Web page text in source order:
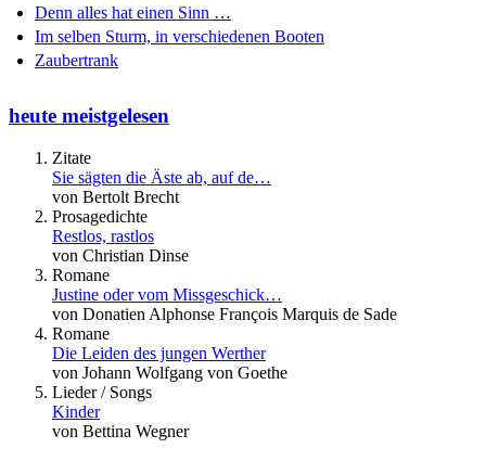
Denn alles hat einen Sinn …
Im selben Sturm, in verschiedenen Booten
Zaubertrank
heute meistgelesen
Zitate
Sie sägten die Äste ab, auf de…
von Bertolt Brecht
Prosagedichte
Restlos, rastlos
von Christian Dinse
Romane
Justine oder vom Missgeschick…
von Donatien Alphonse François Marquis de Sade
Romane
Die Leiden des jungen Werther
von Johann Wolfgang von Goethe
Lieder / Songs
Kinder
von Bettina Wegner